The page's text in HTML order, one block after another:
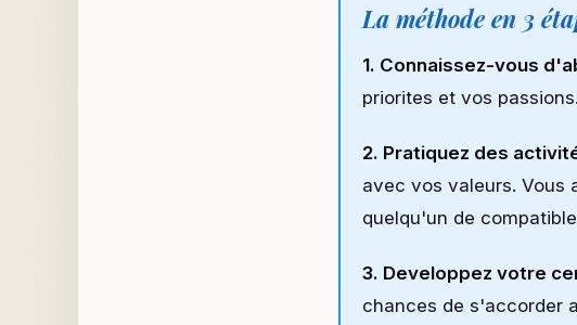
La méthode en 3
1. Connaissez-vous
priorites et vos passions.
2. Pratiquez des
avec vos valeurs. Vous
quelqu'un de
3. Developpez votre
chances de s'accorder